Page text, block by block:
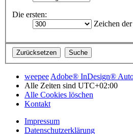
Die ersten:
Zeichen
weepee Adobe® InDesign®
Alle Zeiten sind UTC+02:00
Alle Cookies löschen
Kontakt
Impressum
Datenschutzerklärung